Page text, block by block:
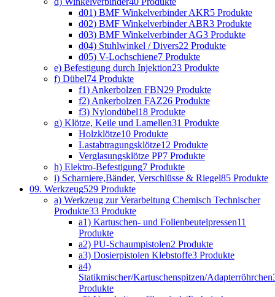
d01) BMF Winkelverbinder AKR5 Produkte
d02) BMF Winkelverbinder ABR3 Produkte
d03) BMF Winkelverbinder AG3 Produkte
d04) Stuhlwinkel / Divers22 Produkte
d05) V-Lochschiene7 Produkte
e) Befestigung durch Injektion23 Produkte
f) Dübel74 Produkte
f1) Ankerbolzen FBN29 Produkte
f2) Ankerbolzen FAZ26 Produkte
f3) Nylondübel18 Produkte
g) Klötze, Keile und Lamellen31 Produkte
Holzklötze10 Produkte
Lastabtragungsklötze12 Produkte
Verglasungsklötze PP7 Produkte
h) Elektro-Befestigung7 Produkte
i) Scharniere,Bänder, Verschlüsse & Riegel85 Produkte
09. Werkzeug529 Produkte
a) Werkzeug zur Verarbeitung Chemisch Technischer
Produkte33 Produkte
a1) Kartuschen- und Folienbeutelpressen11
Produkte
a2) PU-Schaumpistolen2 Produkte
a3) Dosierpistolen Klebstoffe3 Produkte
a4)
Statikmischer/Kartuschenspitzen/Adapterröhrchen
Produkte